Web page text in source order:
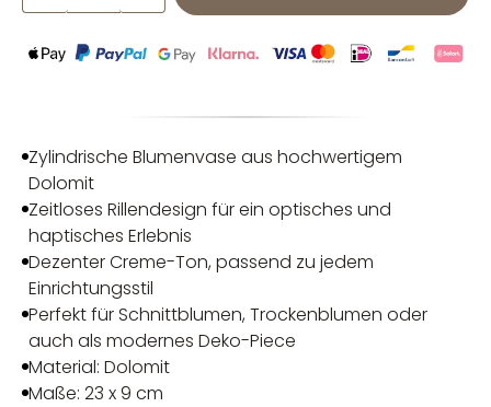
Zylindrische Blumenvase aus hochwertigem
Dolomit
Zeitloses Rillendesign für ein optisches und
haptisches Erlebnis
Dezenter Creme-Ton, passend zu jedem
Einrichtungsstil
Perfekt für Schnittblumen, Trockenblumen oder
auch als modernes Deko-Piece
Material: Dolomit
Maße: 23 x 9 cm